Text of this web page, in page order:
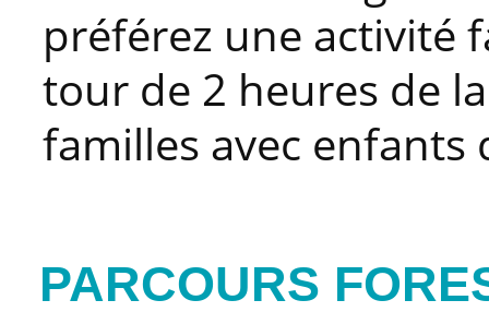
préférez une activité
tour de 2 heures de
familles avec enfants
PARCOURS